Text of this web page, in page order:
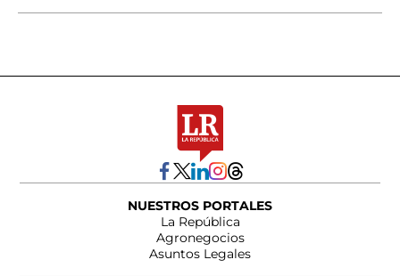
NUESTROS PORTALES
La República
Agronegocios
Asuntos Legales